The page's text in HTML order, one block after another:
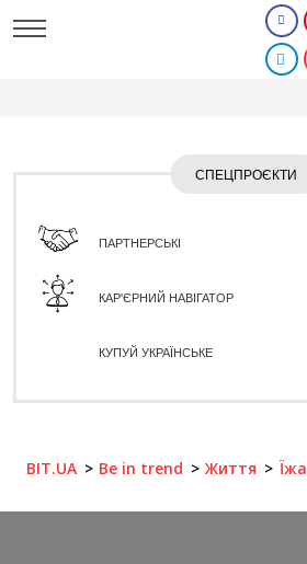
СПЕЦПРОЄКТИ
ПАРТНЕРСЬКІ
КАР'ЄРНИЙ НАВІГАТОР
КУПУЙ УКРАЇНСЬКЕ
BIT.UA Be in trend Життя Їжа